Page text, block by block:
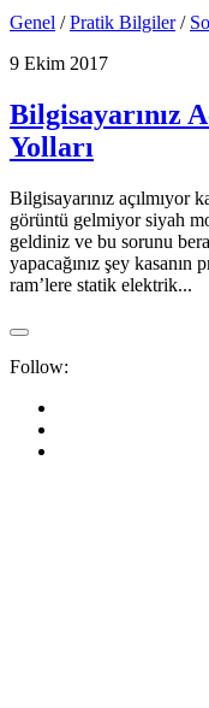
Genel /Pratik Bilgiler/
9 Ekim 2017
Bilgisayarınız
Yolları
Bilgisayarınız açılmıyor
görüntü gelmiyor siyah
geldiniz ve bu sorunu
yapacağınız şey kasanın
ram’lere statik elektrik...
Follow: